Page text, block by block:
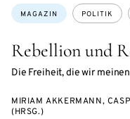
Rebellion und
Die Freiheit, die wir
Themen:
MAGAZIN POLITIK
MIRIAM AKKERMANN,
(HRSG.)